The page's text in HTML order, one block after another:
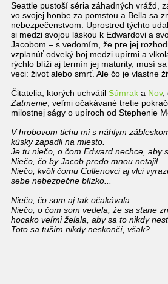
Seattle pustoší séria záhadných vrážd,
vo svojej honbe za pomstou a Bella sa
nebezpečenstvom. Uprostred týchto
si medzi svojou láskou k Edwardovi a
Jacobom – s vedomím, že pre jej
vzplanúť odveký boj medzi upírmi a
rýchlo blíži aj termín jej maturity, musí
veci: život alebo smrť. Ale čo je vlastne
Čitatelia, ktorých uchvátil Súmrak a Nov,
Zatmenie , veľmi očakávané tretie
milostnej ságy o upíroch od Stephenie
V hrobovom tichu mi s náhlym
kúsky zapadli na miesto.
Je tu niečo, o čom Edward nechce, aby
Niečo, čo by Jacob predo mnou netajil.
Niečo, kvôli čomu Cullenovci aj vlci
sebe nebezpečne blízko...
Niečo, čo som aj tak očakávala.
Niečo, o čom som vedela, že sa stane
hocako veľmi želala, aby sa to nikdy
Toto sa tuším nikdy neskončí, však?